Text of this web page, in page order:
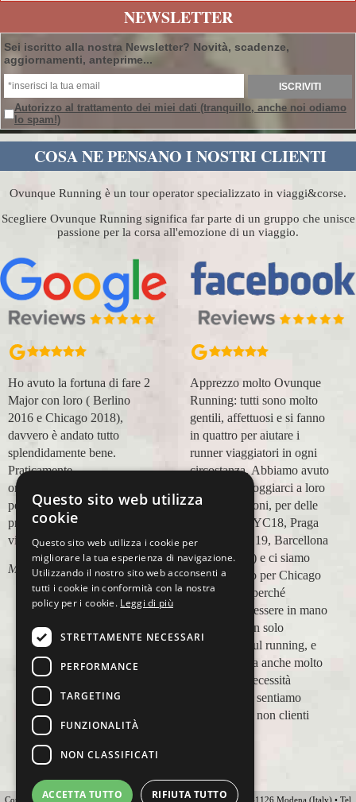
NEWSLETTER
Sei iscritto alla nostra Newsletter? Novità, scadenze,
aggiornamenti, anteprime...
Autorizzo al trattamento dei miei dati (tranquillo, anche noi odiamo
lo spam!)
COSA NE PENSANO I NOSTRI CLIENTI
Ovunque Running è un tour operator specializzato in viaggi&corse.
Scegliere Ovunque Running significa far parte di un gruppo che unisce
passione per la corsa all'emozione di un viaggio.
Ho avuto la fortuna di fare 2
Major con loro ( Berlino
2016 e Chicago 2018),
davvero è andato tutto
splendidamente bene.
Praticamente
organizzazione
perfetta,dalla
prenotazione,mesi prima,al
viaggio.
Marco Ceseri
Apprezzo molto Ovunque
Running: tutti sono molto
gentili, affettuosi e si fanno
in quattro per aiutare i
runner viaggiatori in ogni
circostanza. Abbiamo avuto
modo di appoggiarci a loro
in più occasioni, per delle
maratone (NYC18, Praga
19, Valencia 19, Barcellona
21, NYC 22) e ci siamo
affidati a loro per Chicago
23 (ottobre) perché
sappiamo di essere in mano
a persone non solo
competenti sul running, e
sulle città, ma anche molto
attente alle necessità
personali. Ci sentiamo
ospiti, amici, non clienti
Copyright 2012 Ovunque Running s.r.l • Strada delle Fornaci 20 • 41126 Modena (Italy) • Tel
Questo sito web utilizza
cookie
Questo sito web utilizza i cookie per
migliorare la tua esperienza di navigazione.
Utilizzando il nostro sito web acconsenti a
tutti i cookie in conformità con la nostra
policy per i cookie. Leggi di più
STRETTAMENTE NECESSARI
PERFORMANCE
TARGETING
FUNZIONALITÀ
NON CLASSIFICATI
ACCETTA TUTTO RIFIUTA TUTTO